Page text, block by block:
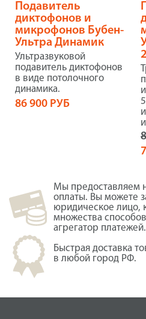
Подавитель
диктофонов и
микрофонов Бубен-
Ультра Динамик
Ультразвуковой
подавитель диктофонов
в виде потолочного
динамика.
86 900 РУБ
Мы предоставляем
оплаты. Вы можете
юридическое лицо,
множества
агрегатор платежей.
Быстрая доставка
в любой город РФ.